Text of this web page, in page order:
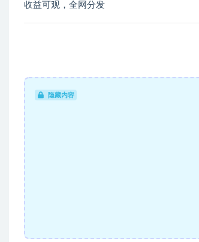
收益可观，全网分发
隐藏内容